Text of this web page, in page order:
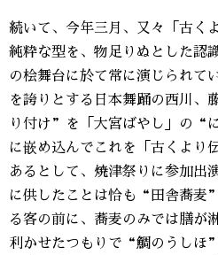
続いて、今年三月、又々「古く
純粋な型を、物足りぬとした認
の桧舞台に於て常に演じられて
を誇りとする日本舞踊の西川
り付け”を「大宮ばやし」の
に嵌め込んでこれを「古くより
あるとして、焼津祭りに参加出
に供したことは恰も“田舎蕎麦
る客の前に、蕎麦のみでは膳が
利かせたつもりで“鯛のうしほ